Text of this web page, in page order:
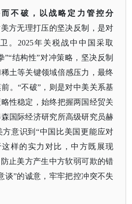
不破，以战略定力管控分
方无理打压的坚决反制，是对
。2025年关税战中中国采取
”“结构性”对冲策略，坚决反制
土等关键领域倍感压力，最终
。“不破”，则是对中美关系基
性稳定，始终把握两国经贸关
国际经济研究所高级研究员赫
意识到“中国比美国更能应对
样的实力对比，中方既展现
止美方产生中方软弱可欺的错
谈”的诚意，牢牢把控冲突不失